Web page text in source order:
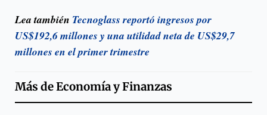
Lea también Tecnoglass reportó ingresos por
US$192,6 millones y una utilidad neta de US$29,7
millones en el primer trimestre
Más deEconomía y Finanzas